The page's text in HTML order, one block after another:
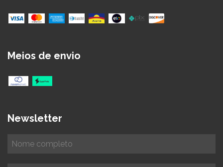
Meios de envio
Newsletter